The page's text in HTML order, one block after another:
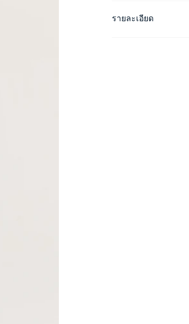
รายละเอียด